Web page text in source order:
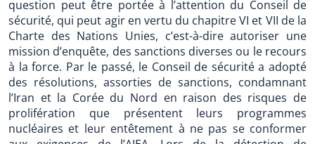
question peut être portée à l’attention du Conseil de
sécurité, qui peut agir en vertu du chapitre VI et VII de la
Charte des Nations Unies, c’est-à-dire autoriser une
mission d’enquête, des sanctions diverses ou le recours
à la force. Par le passé, le Conseil de sécurité a adopté
des résolutions, assorties de sanctions, condamnant
l’Iran et la Corée du Nord en raison des risques de
prolifération que présentent leurs programmes
nucléaires et leur entêtement à ne pas se conformer